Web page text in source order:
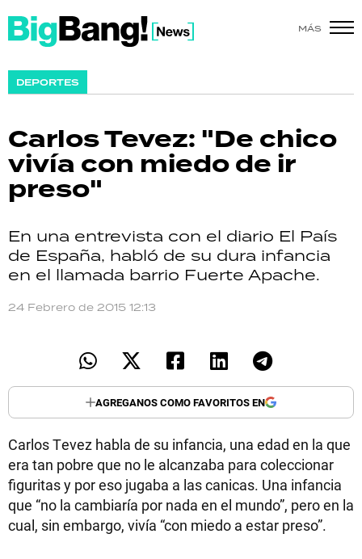
MÁS
DEPORTES
Carlos Tevez: "De chico
vivía con miedo de ir
preso"
En una entrevista con el diario El País
de España, habló de su dura infancia
en el llamada barrio Fuerte Apache.
24 Febrero de 2015 12:13
AGREGANOS COMO FAVORITOS EN
Carlos Tevez habla de su infancia, una edad en la que
era tan pobre que no le alcanzaba para coleccionar
figuritas y por eso jugaba a las canicas. Una infancia
que “no la cambiaría por nada en el mundo”, pero en la
cual, sin embargo, vivía “con miedo a estar preso”.
SHOW
ACTUALIDAD
POLICIALES
ECONOMÍA
GRAN HERMANO
SALUD
DEPORTES
TECNOLOGÍA
RECETAS
PALABRAS
HORÓSCOPO